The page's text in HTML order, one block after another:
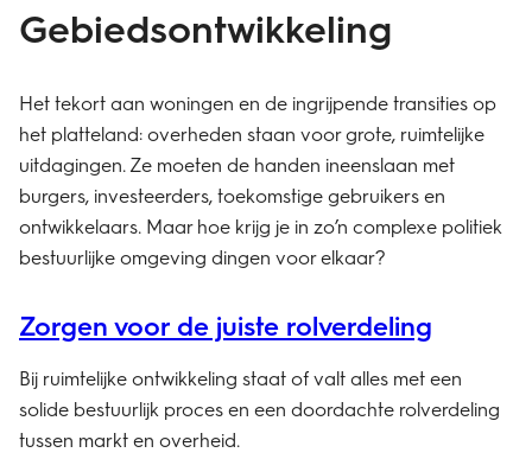
Gebiedsontwikkeling
Het tekort aan woningen en de ingrijpende transities op
het platteland: overheden staan voor grote, ruimtelijke
uitdagingen. Ze moeten de handen ineenslaan met
burgers, investeerders, toekomstige gebruikers en
ontwikkelaars. Maar hoe krijg je in zo’n complexe politiek
bestuurlijke omgeving dingen voor elkaar?
Zorgen voor de juiste rolverdeling
Bij ruimtelijke ontwikkeling staat of valt alles met een
solide bestuurlijk proces en een doordachte rolverdeling
tussen markt en overheid.